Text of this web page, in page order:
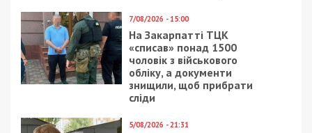
7/08/2026 - 15:00
На Закарпатті ТЦК
«списав» понад 1500
чоловік з військового
обліку, а документи
знищили, щоб прибрати
сліди
5/08/2026 - 21:31